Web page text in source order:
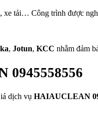
xe tải… Công trình được
, Jotun, KCC nhằm đảm
0945558556
dịch vụ HAIAUCLEAN